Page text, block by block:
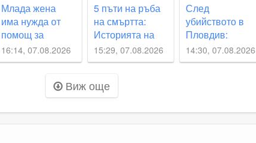
Млада жена
има нужда от
помощ за
трансплантация,
майка й ще й
бъде донор
16:14, 07.08.2026
5 пъти на ръба
на смъртта:
Историята на
мъж, успял да
се измъкне от
фентанила
15:29, 07.08.2026
След
убийството в
Пловдив:
Национална
мрежа за
институциите
14:30, 07.08.2026
Виж още